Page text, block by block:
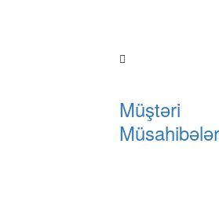
Müştəri